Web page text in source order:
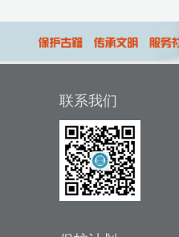
联系我们